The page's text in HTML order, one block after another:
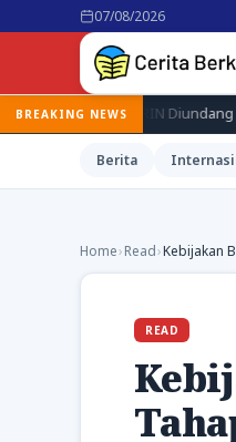
07/08/2026
BREAKING NEWS
dan Pamerkan Hasil
Berita
Home›Read›Kebijakan
READ